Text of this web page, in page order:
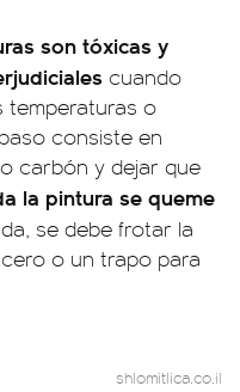
son tóxicas y
cuando
o
consiste en
carbón y dejar que
la pintura se queme
se debe frotar la
o un trapo para
shlomitlica.co.il